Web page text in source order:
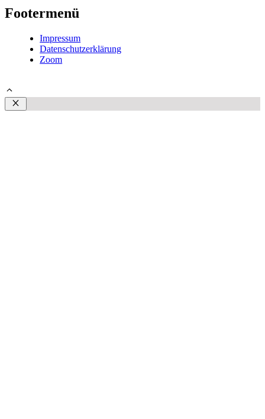
Footermenü
Impressum
Datenschutzerklärung
Zoom
Schließen